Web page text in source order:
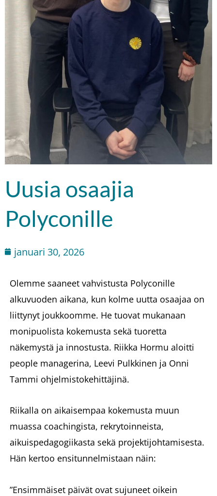
Uusia osaajia
Polyconille
januari 30, 2026
Olemme saaneet vahvistusta Polyconille
alkuvuoden aikana, kun kolme uutta osaajaa on
liittynyt joukkoomme. He tuovat mukanaan
monipuolista kokemusta sekä tuoretta
näkemystä ja innostusta. Riikka Hormu aloitti
people managerina, Leevi Pulkkinen ja Onni
Tammi ohjelmistokehittäjinä.
Riikalla on aikaisempaa kokemusta muun
muassa coachingista, rekrytoinneista,
aikuispedagogiikasta sekä projektijohtamisesta.
Hän kertoo ensitunnelmistaan näin:
”Ensimmäiset päivät ovat sujuneet oikein